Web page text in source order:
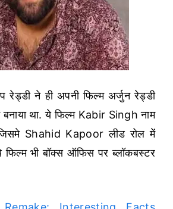
रेड्डी ने ही अपनी फिल्म अर्जुन रेड्डी
बनाया था. ये फिल्म Kabir Singh नाम
Shahid Kapoor लीड रोल में
भी बॉक्स ऑफिस पर ब्लॉकबस्टर